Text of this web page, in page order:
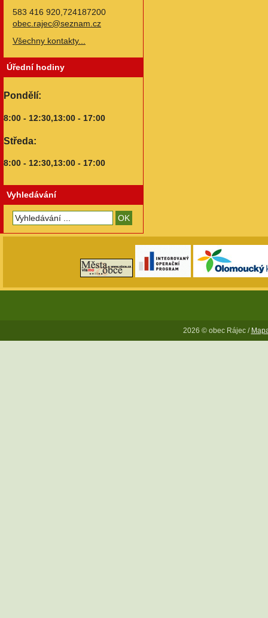
583 416 920,724187200
obec.rajec@seznam.cz
Všechny kontakty...
Úřední hodiny
Pondělí:
8:00 - 12:30,13:00 - 17:00
Středa:
8:00 - 12:30,13:00 - 17:00
Vyhledávání
2026 © obec Rájec /